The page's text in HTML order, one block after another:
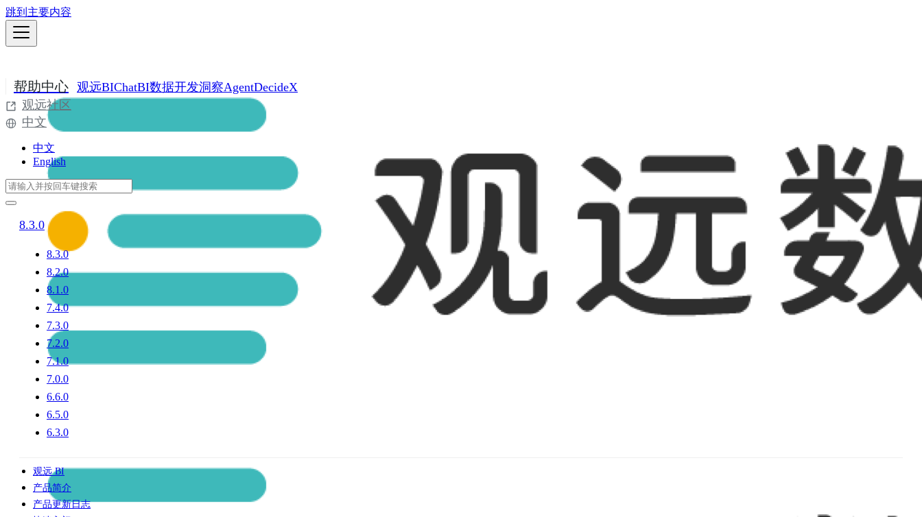
跳到主要内容
帮助中心 观远BIChatBI数据开发洞察AgentDecideX
观远社区
中文
中文
English
8.3.0
8.3.0
8.2.0
8.1.0
7.4.0
7.3.0
7.2.0
7.1.0
7.0.0
6.6.0
6.5.0
6.3.0
观远 BI
产品简介
产品更新日志